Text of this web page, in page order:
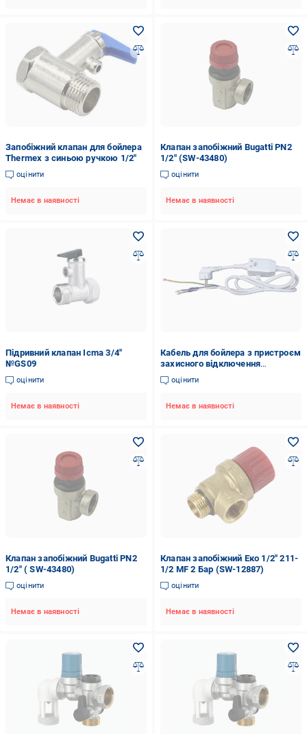
Запобіжний клапан для бойлера
Thermex з синьою ручкою 1/2"
оцінити
Немає в наявності
Клапан запобіжний Bugatti PN2
1/2" (SW-43480)
оцінити
Немає в наявності
Підривний клапан Icma 3/4"
№GS09
оцінити
Немає в наявності
Кабель для бойлера з пристроєм
захисного відключення
(65150869)
оцінити
Немає в наявності
Клапан запобіжний Bugatti PN2
1/2" ( SW-43480)
оцінити
Немає в наявності
Клапан запобіжний Еко 1/2" 211-
1/2 MF 2 Бар (SW-12887)
оцінити
Немає в наявності